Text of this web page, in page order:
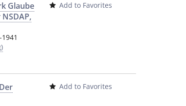
Glaube
Add to Favorites
Add to Favorites